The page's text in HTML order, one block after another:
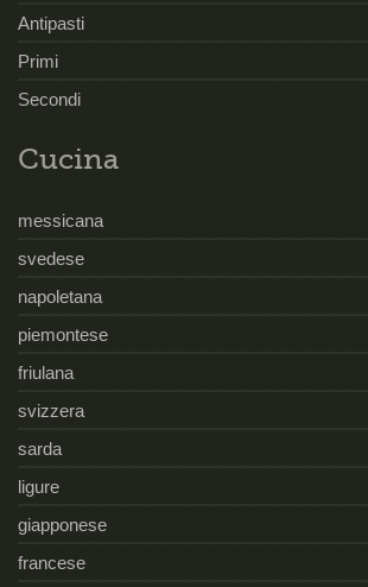
Antipasti
Primi
Secondi
Cucina
messicana
svedese
napoletana
piemontese
friulana
svizzera
sarda
ligure
giapponese
francese